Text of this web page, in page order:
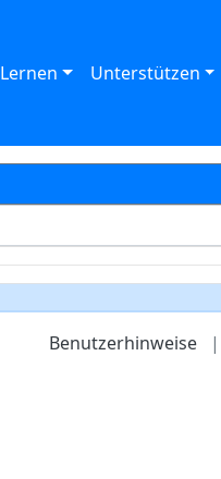
Lernen Unterstützen
Benutzerhinweise |